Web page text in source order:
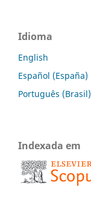
Idioma
English
Español (España)
Português (Brasil)
Indexada em